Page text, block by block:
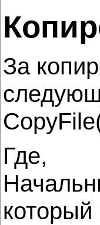
За
Где,
который